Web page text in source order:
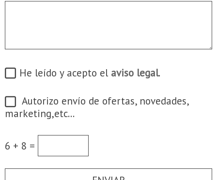
He leído y acepto el aviso legal.
Autorizo envío de ofertas, novedades,
marketing,etc...
6 + 8 =